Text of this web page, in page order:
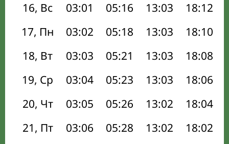
16, Вс
03:01 05:16 13:03 18:12
17, Пн
03:02 05:18 13:03 18:10
18, Вт
03:03 05:21 13:03 18:08
19, Ср
03:04 05:23 13:03 18:06
20, Чт
03:05 05:26 13:02 18:04
21, Пт
03:06 05:28 13:02 18:02